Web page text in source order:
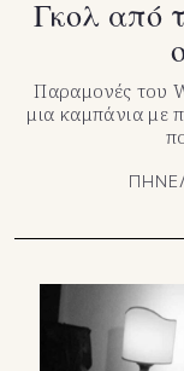
Γκολ από
Παραμονές του
μια καμπάνια με